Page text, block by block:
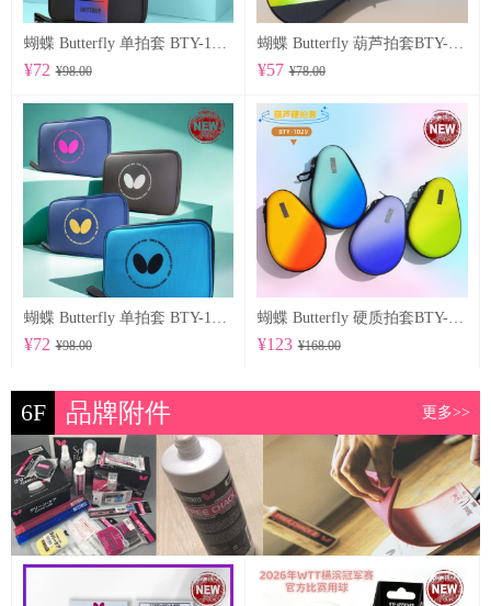
¥72 ¥98.00
蝴蝶 Butterfly 葫芦拍套BTY-1026
¥57 ¥78.00
¥72 ¥98.00
蝴蝶 Butterfly 硬质拍套BTY-1029
¥123 ¥168.00
6F 品牌附件 更多>>